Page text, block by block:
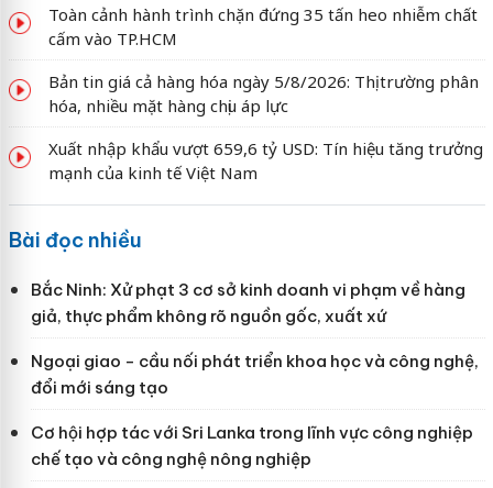
Toàn cảnh hành trình chặn đứng 35 tấn heo nhiễm chất
cấm vào TP.HCM
Bản tin giá cả hàng hóa ngày 5/8/2026: Thị trường phân
hóa, nhiều mặt hàng chịu áp lực
Xuất nhập khẩu vượt 659,6 tỷ USD: Tín hiệu tăng trưởng
mạnh của kinh tế Việt Nam
Bài đọc nhiều
Bắc Ninh: Xử phạt 3 cơ sở kinh doanh vi phạm về hàng
giả, thực phẩm không rõ nguồn gốc, xuất xứ
Ngoại giao - cầu nối phát triển khoa học và công nghệ,
đổi mới sáng tạo
Cơ hội hợp tác với Sri Lanka trong lĩnh vực công nghiệp
chế tạo và công nghệ nông nghiệp